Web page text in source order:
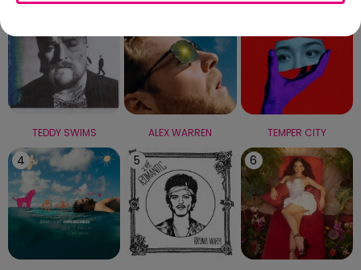
TEDDY SWIMS ALEX WARREN TEMPER CITY
4 5 6